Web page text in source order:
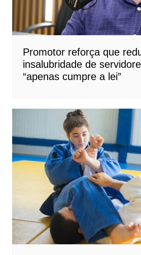
Promotor reforça que
insalubridade de
“apenas cumpre a lei”